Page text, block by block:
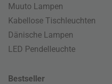
Muuto Lampen
Kabellose Tischleuchten
Dänische Lampen
LED Pendelleuchte
Bestseller